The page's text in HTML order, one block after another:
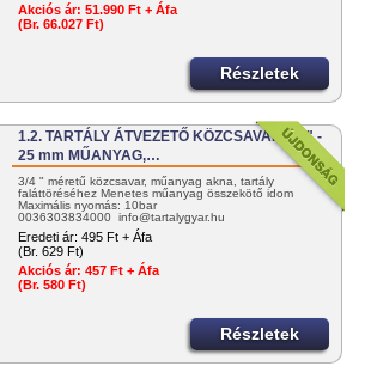
Akciós ár: 51.990 Ft + Áfa
(Br. 66.027 Ft)
Részletek
1.2. TARTÁLY ÁTVEZETŐ KÖZCSAVAR 3/4" -
25 mm MŰANYAG,…
3/4 " méretű közcsavar, műanyag akna, tartály
faláttöréséhez Menetes műanyag összekötő idom
Maximális nyomás: 10bar
0036303834000 info@tartalygyar.hu
Eredeti ár: 495 Ft + Áfa
(Br. 629 Ft)
Akciós ár: 457 Ft + Áfa
(Br. 580 Ft)
Részletek